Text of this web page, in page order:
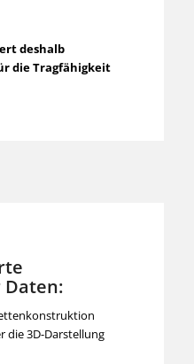
deshalb
die Tragfähigkeit
die 3D-Darstellung